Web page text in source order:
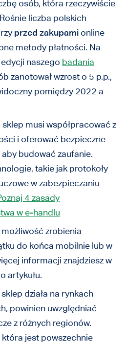
osób, która rzeczywiście
liczba polskich
przed zakupami online
metody płatności. Na
naszego badania
zanotował wzrost o 5 p.p.,
pomiędzy 2022 a
sklep musi współpracować z
i oferować bezpieczne
budować zaufanie.
takie jak protokoły
w zabezpieczaniu
4 zasady
w e-handlu
możliwość zrobienia
do końca mobilnie lub w
informacji znajdziesz w
artykułu.
działa na rynkach
powinien uwzględniać
z różnych regionów.
jest powszechnie